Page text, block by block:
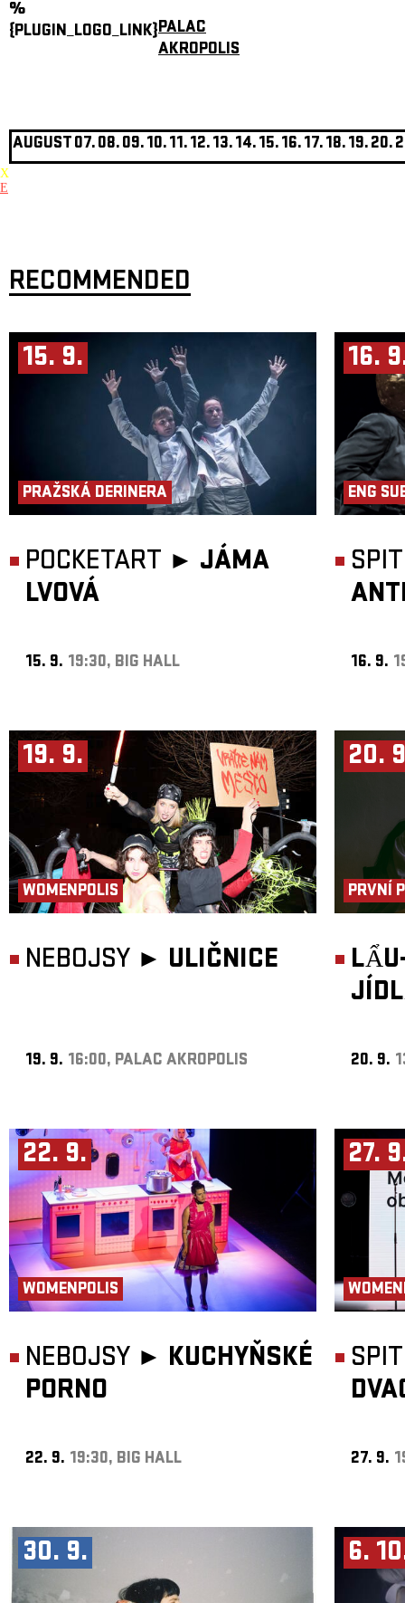
%
{PLUGIN_LOGO_LINK}PALAC
AKROPOLIS
AUGUST07.08.09.10.11.12.13.14.15.16.17.18.19.20.
X
E
RECOMMENDED
15. 9.
PRAŽSKÁ DERINERA
POCKETART ► JÁMA
LVOVÁ
15. 9. 19:30, BIG HALL
16.
ENG
16. 9.
19. 9.
WOMENPOLIS
NEBOJSY ► ULIČNICE
19. 9. 16:00, PALAC AKROPOLIS
20.
PRVNÍ
20. 9.
22. 9.
WOMENPOLIS
NEBOJSY ► KUCHYŇSKÉ
PORNO
22. 9. 19:30, BIG HALL
27.
27. 9.
30. 9. 6.